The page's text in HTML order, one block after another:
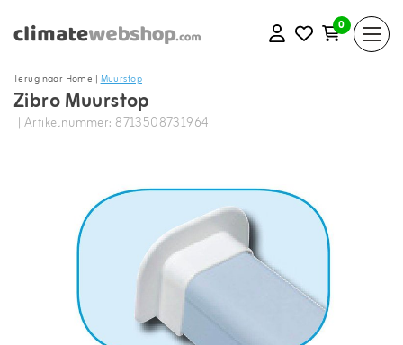
0
Terug naar Home |Muurstop
Zibro Muurstop
| Artikelnummer: 8713508731964